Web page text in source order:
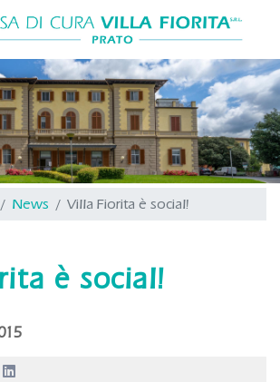
News Villa Fiorita è social!
è social!